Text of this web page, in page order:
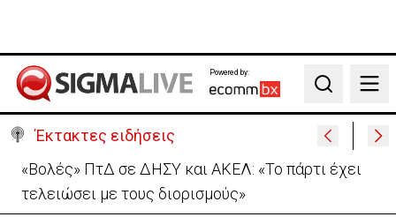
Powered by:
Search
Έκτακτες ειδήσεις
Μονή Αγ. Νεοφύτου για απόπειρα φόνου: Ο
Ηγούμενος επέδειξε «ιδιαίτερη υπομονή»